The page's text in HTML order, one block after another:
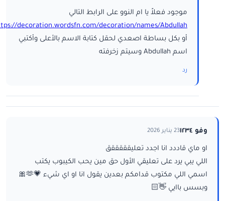
موجود فعلاً يا ام النوو على الرابط التالي
decoration.wordsfn.com/decoration/names/Abdullah/
أو بكل بساطة اصعدي لحقل كتابة الاسم بالأعلى وأكتبي
اسم Abdullah وسيتم زخرفته
رد
وفو ١٢٣٤ 23 يناير 2026
او ماي قاددد انا اجدد تعليقققققق
اللي يبي يرد على تعليقي الأول حق مين يحب الكيبوب يكتب
اسمي اللي مكتوب قدامكم بعدين يقول انا او اي شيء 💗🫶🎀
وبسس باايي 👋🏻